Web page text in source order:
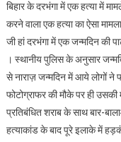
बिहार के दरभंगा में एक हत्या में
करने वाला एक हत्या का ऐसा
जी हां दरभंगा में एक जन्मदिन की
। स्थानीय पुलिस के अनुसार
से नाराज़ जन्मदिन में आये लोगों ने
फोटोग्राफर की मौके पर ही उसकी
प्रतिबंधित शराब के साथ बार-
हत्याकांड के बाद पूरे इलाके में